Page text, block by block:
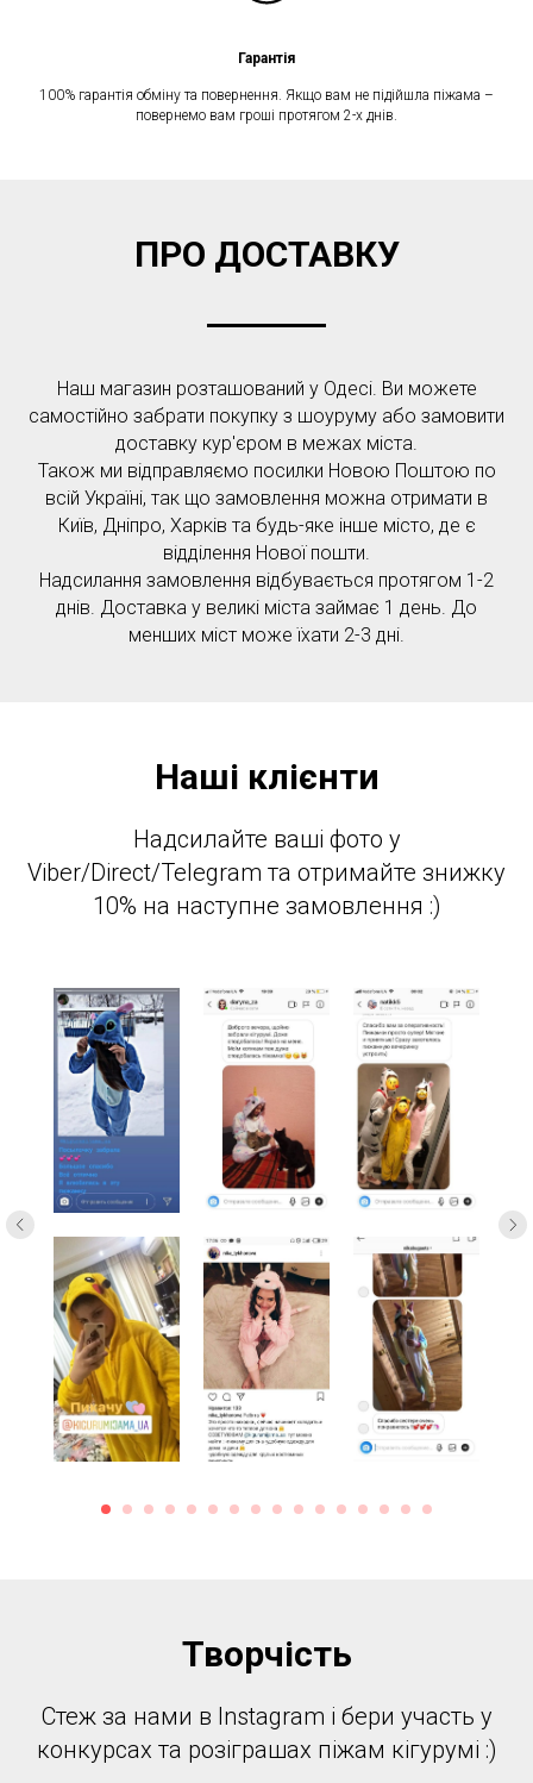
Гарантія
100% гарантія обміну та повернення. Якщо вам не підійшла піжама –
повернемо вам гроші протягом 2-х днів.
ПРО ДОСТАВКУ
Наш магазин розташований у Одесі. Ви можете
самостійно забрати покупку з шоуруму або замовити
доставку кур'єром в межах міста.
Також ми відправляємо посилки Новою Поштою по
всій Україні, так що замовлення можна отримати в
Київ, Дніпро, Харків та будь-яке інше місто, де є
відділення Нової пошти.
Надсилання замовлення відбувається протягом 1-2
днів. Доставка у великі міста займає 1 день. До
менших міст може їхати 2-3 дні.
Наші клієнти
Надсилайте ваші фото у
Viber/Direct/Telegram та отримайте знижку
10% на наступне замовлення :)
Творчість
Стеж за нами в Instagram і бери участь у
конкурсах та розіграшах піжам кігурумі :)